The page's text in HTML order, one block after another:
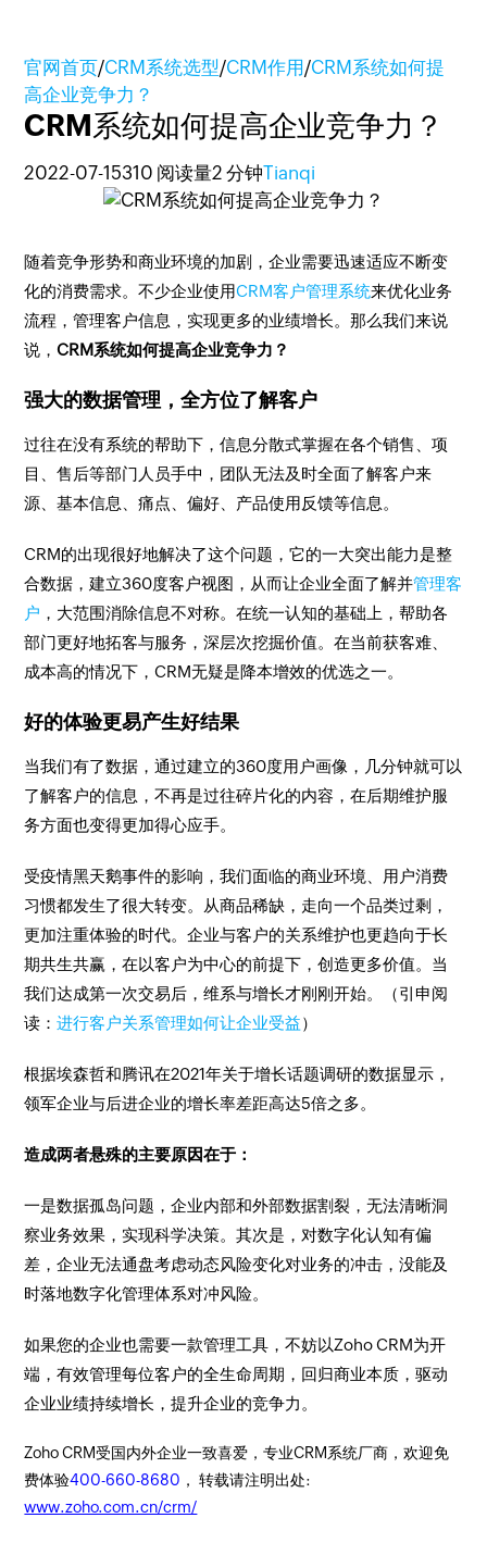
官网首页/CRM系统选型/CRM作用/CRM系统如何提
高企业竞争力？
CRM系统如何提高企业竞争力？
2022-07-15310 阅读量2 分钟Tianqi
随着竞争形势和商业环境的加剧，企业需要迅速适应不断变
化的消费需求。不少企业使用CRM客户管理系统来优化业务
流程，管理客户信息，实现更多的业绩增长。那么我们来说
说，CRM系统如何提高企业竞争力？
强大的数据管理，全方位了解客户
过往在没有系统的帮助下，信息分散式掌握在各个销售、项
目、售后等部门人员手中，团队无法及时全面了解客户来
源、基本信息、痛点、偏好、产品使用反馈等信息。
CRM的出现很好地解决了这个问题，它的一大突出能力是整
合数据，建立360度客户视图，从而让企业全面了解并管理客
户 ，大范围消除信息不对称。在统一认知的基础上，帮助各
部门更好地拓客与服务，深层次挖掘价值。在当前获客难、
成本高的情况下，CRM无疑是降本增效的优选之一。
好的体验更易产生好结果
当我们有了数据，通过建立的360度用户画像，几分钟就可以
了解客户的信息，不再是过往碎片化的内容，在后期维护服
务方面也变得更加得心应手。
受疫情黑天鹅事件的影响，我们面临的商业环境、用户消费
习惯都发生了很大转变。从商品稀缺，走向一个品类过剩，
更加注重体验的时代。企业与客户的关系维护也更趋向于长
期共生共赢，在以客户为中心的前提下，创造更多价值。当
我们达成第一次交易后，维系与增长才刚刚开始。（引申阅
读：进行客户关系管理如何让企业受益）
根据埃森哲和腾讯在2021年关于增长话题调研的数据显示，
领军企业与后进企业的增长率差距高达5倍之多。
造成两者悬殊的主要原因在于：
一是数据孤岛问题，企业内部和外部数据割裂，无法清晰洞
察业务效果，实现科学决策。其次是，对数字化认知有偏
差，企业无法通盘考虑动态风险变化对业务的冲击，没能及
时落地数字化管理体系对冲风险。
如果您的企业也需要一款管理工具，不妨以Zoho CRM为开
端，有效管理每位客户的全生命周期，回归商业本质，驱动
企业业绩持续增长，提升企业的竞争力。
Zoho CRM受国内外企业一致喜爱，专业CRM系统厂商，欢迎免
费体验400-660-8680 ， 转载请注明出处:
www.zoho.com.cn/crm/